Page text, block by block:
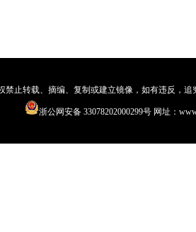
禁止转载、摘编、复制或建立镜像，如有违反，
浙公网安备 33078202000299号 网址：